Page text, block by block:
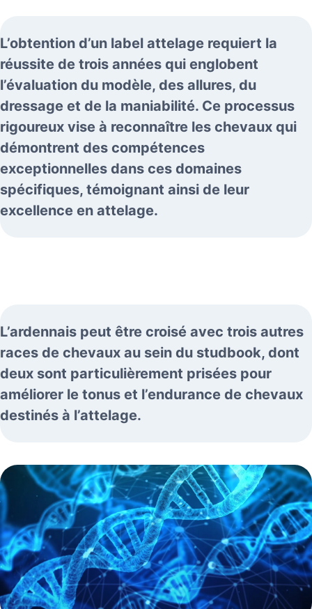
L’obtention d’un label attelage requiert la
réussite de trois années qui englobent
l’évaluation du modèle, des allures, du
dressage et de la maniabilité. Ce processus
rigoureux vise à reconnaître les chevaux qui
démontrent des compétences
exceptionnelles dans ces domaines
spécifiques, témoignant ainsi de leur
excellence en attelage.
L’ardennais peut être croisé avec trois autres
races de chevaux au sein du studbook, dont
deux sont particulièrement prisées pour
améliorer le tonus et l’endurance de chevaux
destinés à l’attelage.